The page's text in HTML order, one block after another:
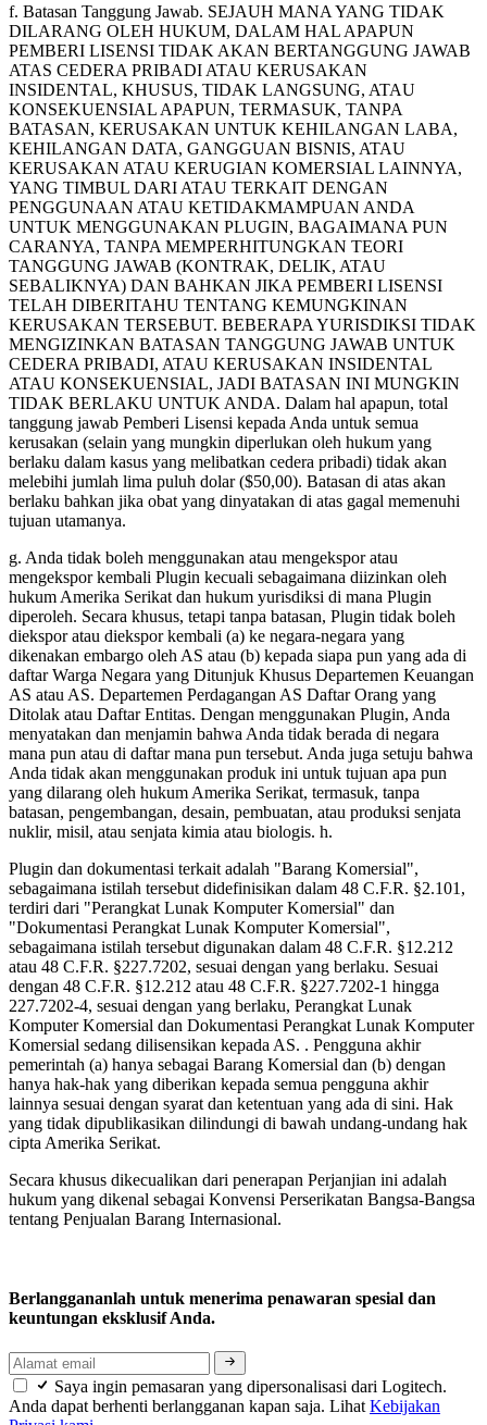
f. Batasan Tanggung Jawab. SEJAUH MANA YANG TIDAK
DILARANG OLEH HUKUM, DALAM HAL APAPUN
PEMBERI LISENSI TIDAK AKAN BERTANGGUNG JAWAB
ATAS CEDERA PRIBADI ATAU KERUSAKAN
INSIDENTAL, KHUSUS, TIDAK LANGSUNG, ATAU
KONSEKUENSIAL APAPUN, TERMASUK, TANPA
BATASAN, KERUSAKAN UNTUK KEHILANGAN LABA,
KEHILANGAN DATA, GANGGUAN BISNIS, ATAU
KERUSAKAN ATAU KERUGIAN KOMERSIAL LAINNYA,
YANG TIMBUL DARI ATAU TERKAIT DENGAN
PENGGUNAAN ATAU KETIDAKMAMPUAN ANDA
UNTUK MENGGUNAKAN PLUGIN, BAGAIMANA PUN
CARANYA, TANPA MEMPERHITUNGKAN TEORI
TANGGUNG JAWAB (KONTRAK, DELIK, ATAU
SEBALIKNYA) DAN BAHKAN JIKA PEMBERI LISENSI
TELAH DIBERITAHU TENTANG KEMUNGKINAN
KERUSAKAN TERSEBUT. BEBERAPA YURISDIKSI TIDAK
MENGIZINKAN BATASAN TANGGUNG JAWAB UNTUK
CEDERA PRIBADI, ATAU KERUSAKAN INSIDENTAL
ATAU KONSEKUENSIAL, JADI BATASAN INI MUNGKIN
TIDAK BERLAKU UNTUK ANDA. Dalam hal apapun, total
tanggung jawab Pemberi Lisensi kepada Anda untuk semua
kerusakan (selain yang mungkin diperlukan oleh hukum yang
berlaku dalam kasus yang melibatkan cedera pribadi) tidak akan
melebihi jumlah lima puluh dolar ($50,00). Batasan di atas akan
berlaku bahkan jika obat yang dinyatakan di atas gagal memenuhi
tujuan utamanya.
g. Anda tidak boleh menggunakan atau mengekspor atau
mengekspor kembali Plugin kecuali sebagaimana diizinkan oleh
hukum Amerika Serikat dan hukum yurisdiksi di mana Plugin
diperoleh. Secara khusus, tetapi tanpa batasan, Plugin tidak boleh
diekspor atau diekspor kembali (a) ke negara-negara yang
dikenakan embargo oleh AS atau (b) kepada siapa pun yang ada di
daftar Warga Negara yang Ditunjuk Khusus Departemen Keuangan
AS atau AS. Departemen Perdagangan AS Daftar Orang yang
Ditolak atau Daftar Entitas. Dengan menggunakan Plugin, Anda
menyatakan dan menjamin bahwa Anda tidak berada di negara
mana pun atau di daftar mana pun tersebut. Anda juga setuju bahwa
Anda tidak akan menggunakan produk ini untuk tujuan apa pun
yang dilarang oleh hukum Amerika Serikat, termasuk, tanpa
batasan, pengembangan, desain, pembuatan, atau produksi senjata
nuklir, misil, atau senjata kimia atau biologis. h.
Plugin dan dokumentasi terkait adalah "Barang Komersial",
sebagaimana istilah tersebut didefinisikan dalam 48 C.F.R. §2.101,
terdiri dari "Perangkat Lunak Komputer Komersial" dan
"Dokumentasi Perangkat Lunak Komputer Komersial",
sebagaimana istilah tersebut digunakan dalam 48 C.F.R. §12.212
atau 48 C.F.R. §227.7202, sesuai dengan yang berlaku. Sesuai
dengan 48 C.F.R. §12.212 atau 48 C.F.R. §227.7202-1 hingga
227.7202-4, sesuai dengan yang berlaku, Perangkat Lunak
Komputer Komersial dan Dokumentasi Perangkat Lunak Komputer
Komersial sedang dilisensikan kepada AS. . Pengguna akhir
pemerintah (a) hanya sebagai Barang Komersial dan (b) dengan
hanya hak-hak yang diberikan kepada semua pengguna akhir
lainnya sesuai dengan syarat dan ketentuan yang ada di sini. Hak
yang tidak dipublikasikan dilindungi di bawah undang-undang hak
cipta Amerika Serikat.
Secara khusus dikecualikan dari penerapan Perjanjian ini adalah
hukum yang dikenal sebagai Konvensi Perserikatan Bangsa-Bangsa
tentang Penjualan Barang Internasional.
Berlanggananlah untuk menerima penawaran spesial dan
keuntungan eksklusif Anda.
Saya ingin pemasaran yang dipersonalisasi dari Logitech.
Anda dapat berhenti berlangganan kapan saja. Lihat Kebijakan